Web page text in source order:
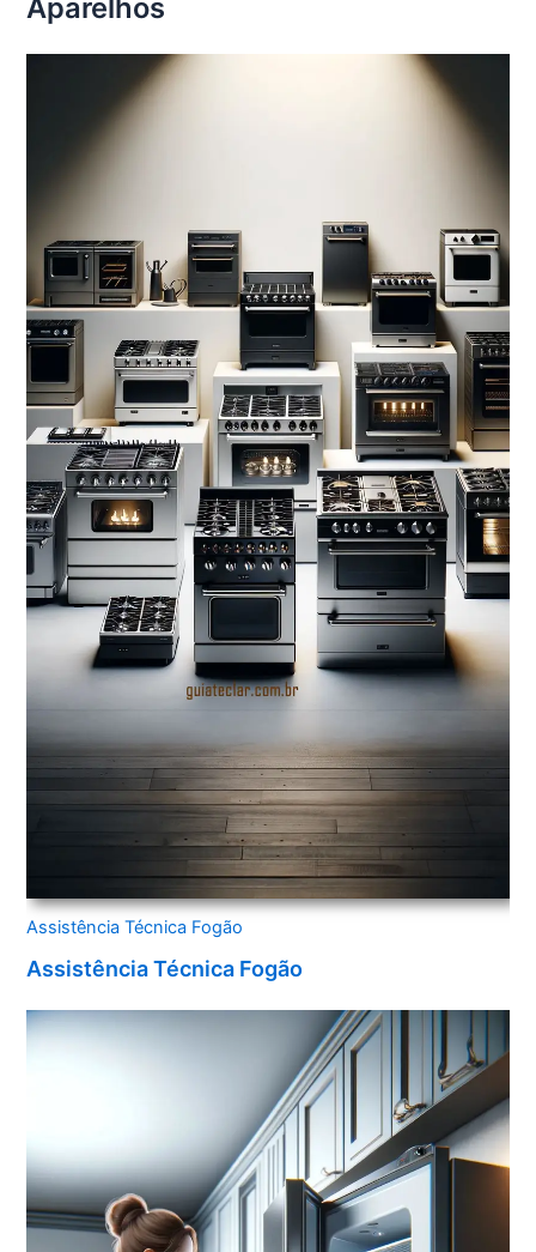
Aparelhos
Assistência Técnica Fogão
Assistência Técnica Fogão